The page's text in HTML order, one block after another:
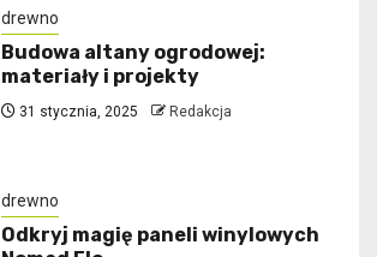
drewno
Budowa altany ogrodowej:
materiały i projekty
31 stycznia, 2025 Redakcja
drewno
Odkryj magię paneli winylowych